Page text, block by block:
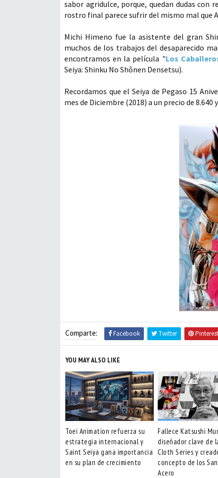
sabor agridulce, porque, quedan dudas con
rostro final parece sufrir del mismo mal que
Michi Himeno fue la asistente del gran
muchos de los trabajos del desaparecido
encontramos en la película "Los
Seiya: Shinku No Shônen Densetsu).
Recordamos que el Seiya de Pegaso 15
mes de Diciembre (2018) a un precio de 8.640
Comparte: Facebook Twitter Pinterest
YOU MAY ALSO LIKE
Toei Animation refuerza su
estrategia internacional y
Saint Seiya gana importancia
en su plan de crecimiento
Fallece Katsushi
diseñador clave de
Cloth Series y
concepto de los
Acero